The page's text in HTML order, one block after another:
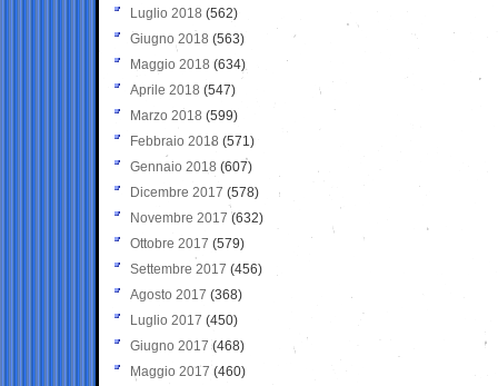
Luglio 2018 (562)
Giugno 2018 (563)
Maggio 2018 (634)
Aprile 2018 (547)
Marzo 2018 (599)
Febbraio 2018 (571)
Gennaio 2018 (607)
Dicembre 2017 (578)
Novembre 2017 (632)
Ottobre 2017 (579)
Settembre 2017 (456)
Agosto 2017 (368)
Luglio 2017 (450)
Giugno 2017 (468)
Maggio 2017 (460)